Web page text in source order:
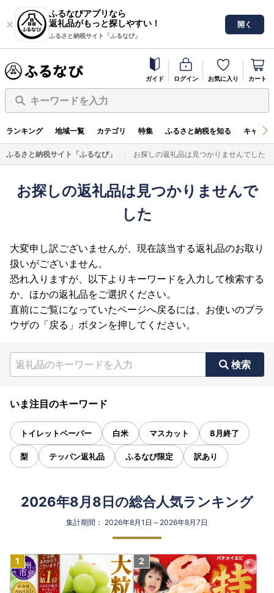
ふるなびアプリなら
返礼品がもっと探しやすい！
ふるさと納税サイト「ふるなび」
開く
ガイド ログイン お気に入り カート
キーワードを入力
ランキング 地域一覧 カテゴリ 特集 ふるさと納税を知る キャン
ふるさと納税サイト「ふるなび」 お探しの返礼品は見つかりませんでした
お探しの返礼品は見つかりませんで
した
大変申し訳ございませんが、現在該当する返礼品のお取り
扱いがございません。
恐れ入りますが、以下よりキーワードを入力して検索する
か、ほかの返礼品をご選択ください。
直前にご覧になっていたページへ戻るには、お使いのブラ
ウザの「戻る」ボタンを押してください。
検索
いま注目のキーワード
トイレットペーパー 白米 マスカット 8月終了
梨 テッパン返礼品 ふるなび限定 訳あり
2026年8月8日の総合人気ランキング
集計期間： 2026年8月1日～2026年8月7日